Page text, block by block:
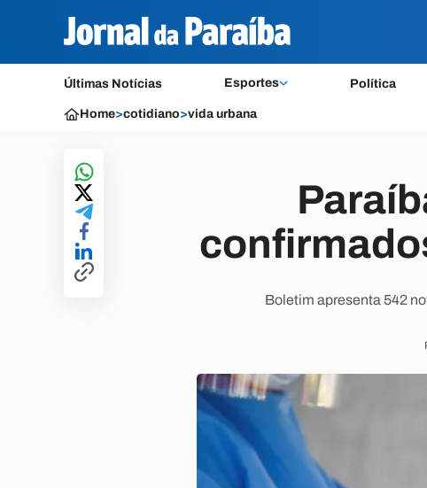
Últimas Notícias Esportes Política
Home>cotidiano>vida urbana
Boletim apresenta 542